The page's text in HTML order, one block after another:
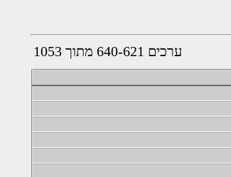
ערכים 640-621 מתוך 1053